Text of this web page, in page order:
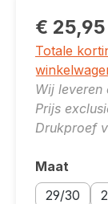
€ 25,95
Totale
Wij leveren
Prijs
Drukproef
Selecteer
Maat
29/30
Maatoptie: